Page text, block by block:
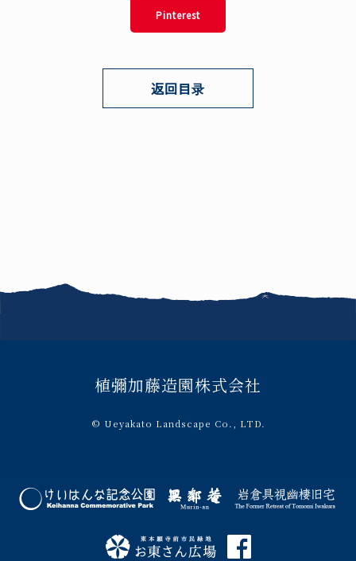
Pinterest
返回目录
植彌加藤造園株式会社
© Ueyakato Landscape Co., LTD.